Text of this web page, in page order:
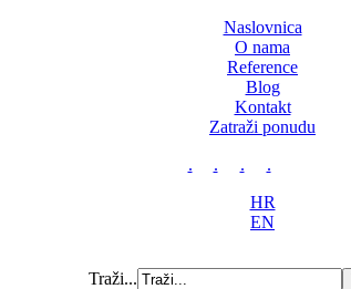
Naslovnica
O nama
Reference
Blog
Kontakt
Zatraži ponudu
.
. .
.
HR
EN
Traži...